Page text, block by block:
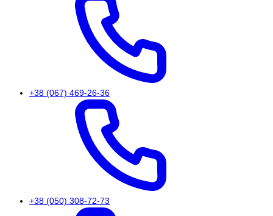
+38 (067) 469-26-36
+38 (050) 308-72-73